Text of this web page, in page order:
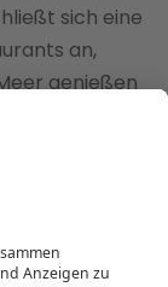
sich eine
an,
genießen
abfällt.
wählte